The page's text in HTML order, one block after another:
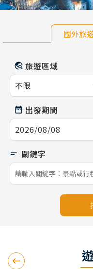
國外旅
旅遊區域
出發期間